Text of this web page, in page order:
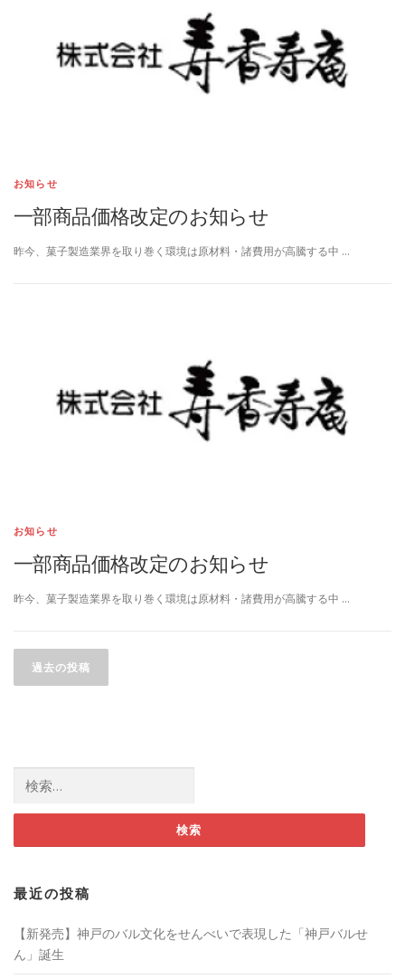
お知らせ
一部商品価格改定のお知らせ
昨今、菓子製造業界を取り巻く環境は原材料・諸費用が高騰する中 …
お知らせ
一部商品価格改定のお知らせ
昨今、菓子製造業界を取り巻く環境は原材料・諸費用が高騰する中 …
投稿ナビゲーション
過去の投稿
最近の投稿
【新発売】神戸のバル文化をせんべいで表現した「神戸バルせ
ん」誕生